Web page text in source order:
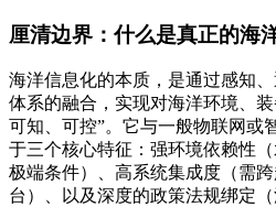
厘清边界：什么是真正的海
海洋信息化的本质，是通过感知
体系的融合，实现对海洋环境、装
可知、可控”。它与一般物联网或
于三个核心特征： 强环境依赖性
极端条件）、 高系统集成度 （需
台）、以及深度的政策法规绑定